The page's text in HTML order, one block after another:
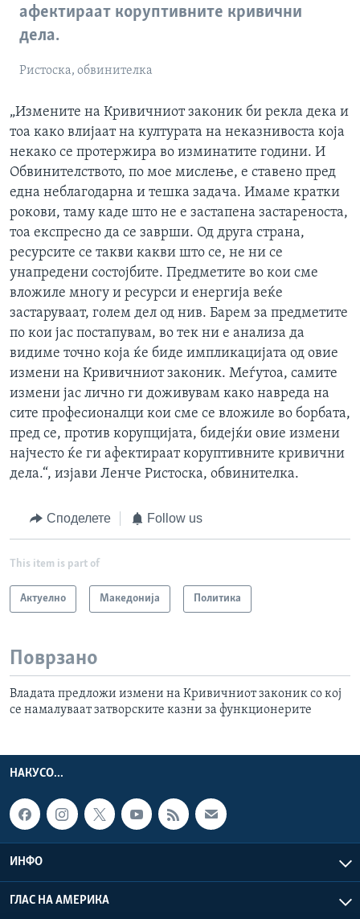
афектираат коруптивните кривични
дела.
Ристоска, обвинителка
„Измените на Кривичниот законик би рекла дека и
тоа како влијаат на културата на неказнивоста која
некако се протержира во изминатите години. И
Обвинителството, по мое мислење, е ставено пред
една неблагодарна и тешка задача. Имаме кратки
рокови, таму каде што не е застапена застареноста,
тоа експресно да се заврши. Од друга страна,
ресурсите се такви какви што се, не ни се
унапредени состојбите. Предметите во кои сме
вложиле многу и ресурси и енергија веќе
застаруваат, голем дел од нив. Барем за предметите
по кои јас постапувам, во тек ни е анализа да
видиме точно која ќе биде импликацијата од овие
измени на Кривичниот законик. Меѓутоа, самите
измени јас лично ги доживувам како навреда на
сите професионалци кои сме се вложиле во борбата,
пред се, против корупцијата, бидејќи овие измени
најчесто ќе ги афектираат коруптивните кривични
дела.“, изјави Ленче Ристоска, обвинителка.
Споделете Follow us
This item is part of
Актуелно Македонија Политика
Поврзано
Владата предложи измени на Кривичниот законик со кој
се намалуваат затворските казни за функционерите
НАКУСО...
ИНФО
ГЛАС НА АМЕРИКА